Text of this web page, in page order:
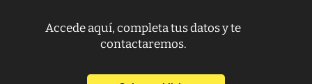
Accede aquí, completa tus datos y te
contactaremos.